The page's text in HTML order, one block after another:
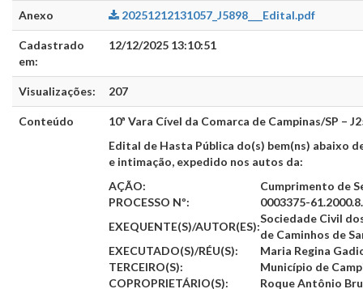
Anexo 20251212131057_J5898___Edital.pdf
Cadastrado
em:
12/12/2025 13:10:51
Visualizações: 207
Conteúdo
10ª Vara Cível da Comarca de Campinas/SP –
Edital de Hasta Pública do(s) bem(ns) abaixo
e intimação, expedido nos autos da:
AÇÃO:
Cumprimento de
PROCESSO Nº:
0003375-
EXEQUENTE(S)/AUTOR(ES):
Sociedade Civil
de Caminhos de
EXECUTADO(S)/RÉU(S):
Maria Regina
TERCEIRO(S):
Município de
COPROPRIETÁRIO(S):
Roque Antônio